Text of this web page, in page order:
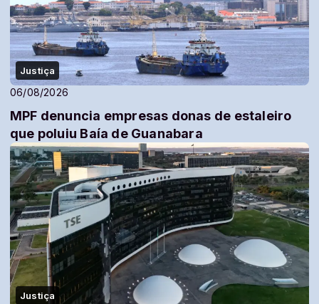
Justiça
06/08/2026
MPF denuncia empresas donas de estaleiro
que poluiu Baía de Guanabara
Justiça